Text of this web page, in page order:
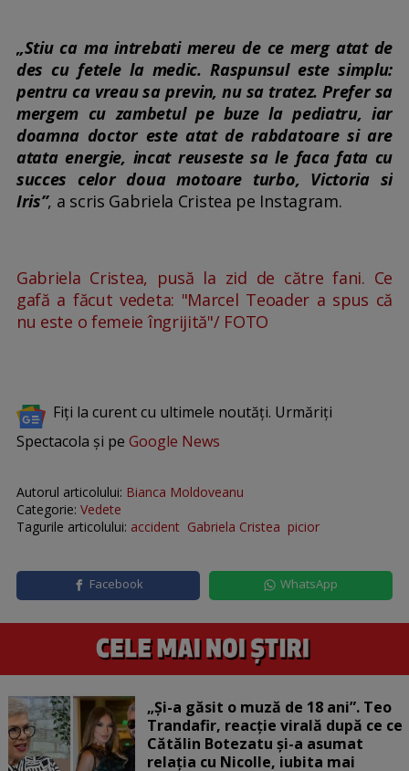
„Stiu ca ma intrebati mereu de ce merg atat de
des cu fetele la medic. Raspunsul este simplu:
pentru ca vreau sa previn, nu sa tratez. Prefer sa
mergem cu zambetul pe buze la pediatru, iar
doamna doctor este atat de rabdatoare si are
atata energie, incat reuseste sa le faca fata cu
succes celor doua motoare turbo, Victoria si
Iris”, a scris Gabriela Cristea pe Instagram.
Gabriela Cristea, pusă la zid de către fani. Ce
gafă a făcut vedeta: "Marcel Teoader a spus că
nu este o femeie îngrijită"/ FOTO
Fiți la curent cu ultimele noutăți. Urmăriți
Spectacola și pe Google News
Autorul articolului: Bianca Moldoveanu
Categorie: Vedete
Tagurile articolului: accident Gabriela Cristea picior
Facebook WhatsApp
„Și-a găsit o muză de 18 ani”. Teo
Trandafir, reacție virală după ce ce
Cătălin Botezatu și-a asumat
relația cu Nicolle, iubita mai